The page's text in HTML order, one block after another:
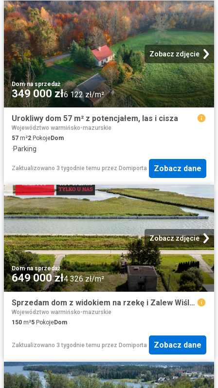
Zobacz zdjęcie
Dom·na sprzedaż
349 000 zł6 122 zł/m²
Urokliwy dom 57 m² z potencjałem, las i cisza
Województwo warmińsko-mazurskie
57 m²2 PokojeDom
·Parking
Zaktualizowano 3 tygodnie temu przez Domiporta Zobacz dane
Zobacz zdjęcie
Dom·na sprzedaż
649 000 zł4 326 zł/m²
Sprzedam dom z widokiem na rzekę i Zalew Wiślany
Województwo warmińsko-mazurskie
150 m²5 PokojeDom
Zaktualizowano 3 tygodnie temu przez Domiporta Zobacz dane